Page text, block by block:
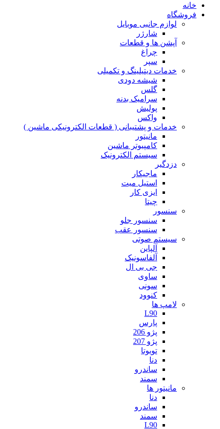
خانه
فروشگاه
لوازم جانبی موبایل
شارژر
آپشن ها و قطعات
چراغ
سپر
خدمات دیتیلینگ و تکمیلی
شیشه دودی
گلس
سرامیک بدنه
پولیش
واکس
خدمات و پشتیبانی ( قطعات الکترونیکی ماشین )
مانیتور
کامپیوتر ماشین
سیستم الکترونیک
دزدگیر
ماجیکار
استیل میت
ایزی کار
چیتا
سنسور
سنسور جلو
سنسور عقب
سیستم صوتی
آلپاین
آلفاسونیک
جی بی ال
ساوی
سونی
کنوود
لامپ ها
L90
پارس
پژو 206
پژو 207
تویوتا
دنا
ساندرو
سمند
مانیتور ها
دنا
ساندرو
سمند
L90